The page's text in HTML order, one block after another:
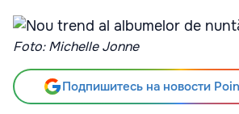
Foto: Michelle Jonne
Подпишитесь на новости